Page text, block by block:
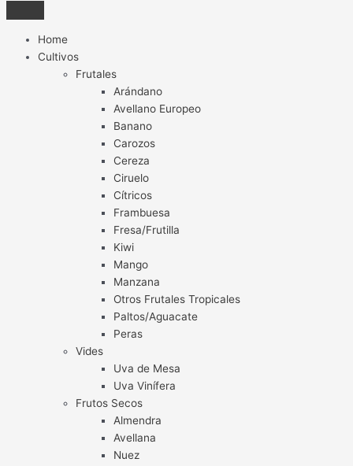
Home
Cultivos
Frutales
Arándano
Avellano Europeo
Banano
Carozos
Cereza
Ciruelo
Cítricos
Frambuesa
Fresa/Frutilla
Kiwi
Mango
Manzana
Otros Frutales Tropicales
Paltos/Aguacate
Peras
Vides
Uva de Mesa
Uva Vinífera
Frutos Secos
Almendra
Avellana
Nuez